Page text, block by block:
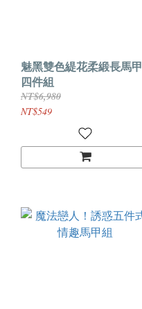
魅黑雙色緹花柔緞長馬甲
四件組
NT$6,980
NT$549